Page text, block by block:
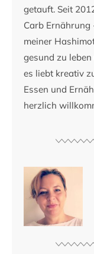
getauft. Seit
Carb Ernährung
meiner
gesund zu
es liebt kreativ
Essen und
herzlich